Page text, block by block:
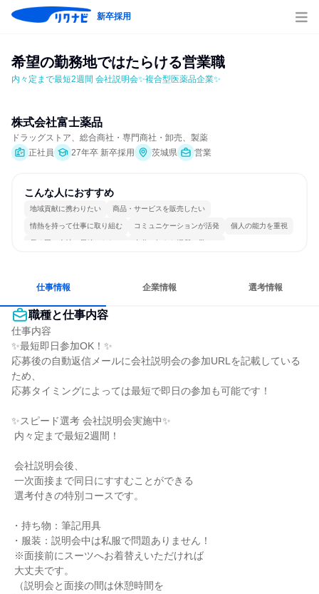
新卒採用
希望の勤務地ではたらける営業職
内々定まで最短2週間 会社説明会✨複合型医薬品企業✨
株式会社富士薬品
ドラッグストア、総合商社・専門商社・卸売、製薬
正社員
27年卒 新卒採用 茨城県 営業
こんな人におすすめ
地域貢献に携わりたい 商品・サービスを販売したい
情熱を持って仕事に取り組む コミュニケーションが活発 個人の能力を重視
長く同じ会社に居続けられる 自分の好きな場所で働ける
仕事情報 企業情報 選考情報
職種と仕事内容
仕事内容
✨最短即日参加OK！✨
応募後の自動返信メールに会社説明会の参加URLを記載している
ため、
応募タイミングによっては最短で即日の参加も可能です！
✨スピード選考 会社説明会実施中✨
・持ち物：筆記用具
・服装：説明会中は私服で問題ありません！